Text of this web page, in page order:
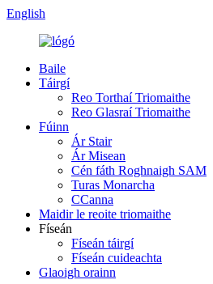
English
Baile
Táirgí
Reo Torthaí Triomaithe
Reo Glasraí Triomaithe
Fúinn
Ár Stair
Ár Misean
Cén fáth Roghnaigh SAM
Turas Monarcha
CCanna
Maidir le reoite triomaithe
Físeán
Físeán táirgí
Físeán cuideachta
Glaoigh orainn